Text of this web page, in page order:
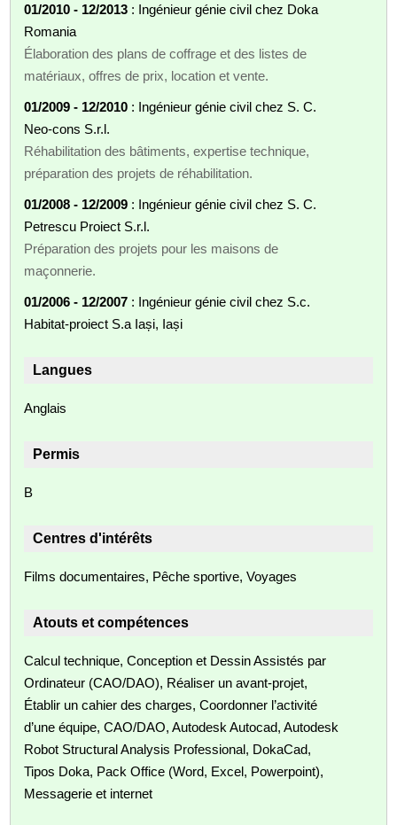
01/2010 - 12/2013 : Ingénieur génie civil chez Doka
Romania
Élaboration des plans de coffrage et des listes de
matériaux, offres de prix, location et vente.
01/2009 - 12/2010 : Ingénieur génie civil chez S. C.
Neo-cons S.r.l.
Réhabilitation des bâtiments, expertise technique,
préparation des projets de réhabilitation.
01/2008 - 12/2009 : Ingénieur génie civil chez S. C.
Petrescu Proiect S.r.l.
Préparation des projets pour les maisons de
maçonnerie.
01/2006 - 12/2007 : Ingénieur génie civil chez S.c.
Habitat-proiect S.a Iași, Iași
Langues
Anglais
Permis
B
Centres d'intérêts
Films documentaires, Pêche sportive, Voyages
Atouts et compétences
Calcul technique, Conception et Dessin Assistés par
Ordinateur (CAO/DAO), Réaliser un avant-projet,
Établir un cahier des charges, Coordonner l’activité
d’une équipe, CAO/DAO, Autodesk Autocad, Autodesk
Robot Structural Analysis Professional, DokaCad,
Tipos Doka, Pack Office (Word, Excel, Powerpoint),
Messagerie et internet